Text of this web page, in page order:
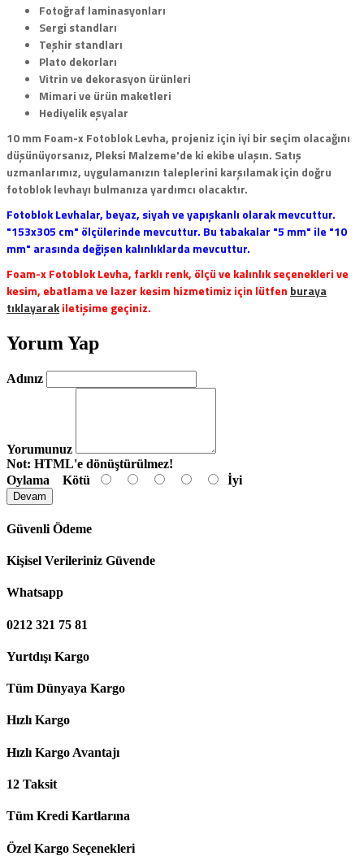
Fotoğraf laminasyonları
Sergi standları
Teşhir standları
Plato dekorları
Vitrin ve dekorasyon ürünleri
Mimari ve ürün maketleri
Hediyelik eşyalar
10 mm Foam-x Fotoblok Levha, projeniz için iyi bir seçim olacağını
düşünüyorsanız, Pleksi Malzeme'de ki ekibe ulaşın. Satış
uzmanlarımız, uygulamanızın taleplerini karşılamak için doğru
fotoblok levhayı bulmanıza yardımcı olacaktır.
Fotoblok Levhalar, beyaz, siyah ve yapışkanlı olarak mevcuttur.
"153x305 cm" ölçülerinde mevcuttur. Bu tabakalar "5 mm" ile "10
mm" arasında değişen kalınlıklarda mevcuttur.
Foam-x Fotoblok Levha, farklı renk, ölçü ve kalınlık seçenekleri ve
kesim, ebatlama ve lazer kesim hizmetimiz için lütfen buraya
tıklayarakiletişime geçiniz.
Yorum Yap
Adınız
Yorumunuz
Not: HTML'e dönüştürülmez!
Oylama Kötü İyi
Devam
Güvenli Ödeme
Kişisel Verileriniz Güvende
Whatsapp
0212 321 75 81
Yurtdışı Kargo
Tüm Dünyaya Kargo
Hızlı Kargo
Hızlı Kargo Avantajı
12 Taksit
Tüm Kredi Kartlarına
Özel Kargo Seçenekleri